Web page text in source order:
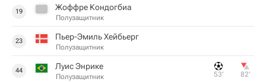
19 Жоффре Кондогбиа
Полузащитник
23 Пьер-Эмиль Хейбьерг
Полузащитник
44 Луис Энрике
Полузащитник 53‎’‎ 82‎’‎